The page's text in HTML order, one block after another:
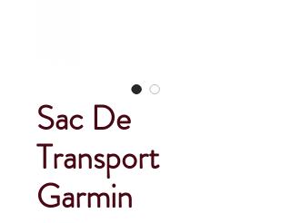
Sac De
Transport
Garmin